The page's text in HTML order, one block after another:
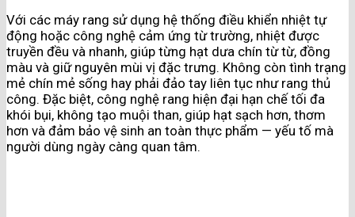
Với các máy rang sử dụng hệ thống điều khiển nhiệt tự
động hoặc công nghệ cảm ứng từ trường, nhiệt được
truyền đều và nhanh, giúp từng hạt dưa chín từ từ, đồng
màu và giữ nguyên mùi vị đặc trưng. Không còn tình trạng
mẻ chín mẻ sống hay phải đảo tay liên tục như rang thủ
công. Đặc biệt, công nghệ rang hiện đại hạn chế tối đa
khói bụi, không tạo muội than, giúp hạt sạch hơn, thơm
hơn và đảm bảo vệ sinh an toàn thực phẩm — yếu tố mà
người dùng ngày càng quan tâm.